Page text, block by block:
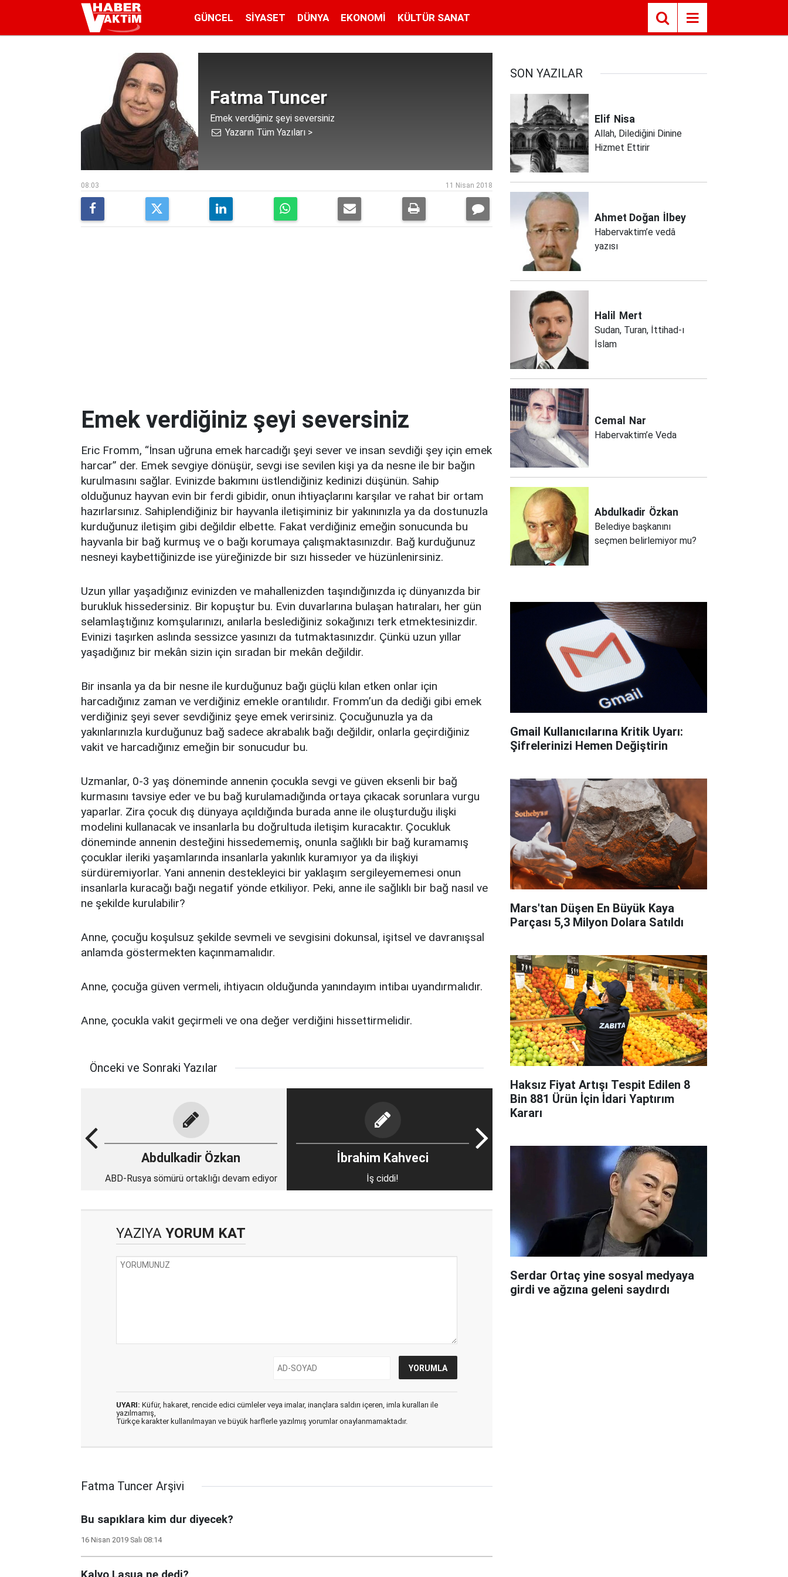
GÜNCEL SIYASET DÜNYA EKONOMI KÜLTÜR SANAT
Fatma Tuncer
Emek verdiğiniz şeyi seversiniz
Yazarın Tüm Yazıları >
08:03 11 Nisan 2018
Emek verdiğiniz şeyi seversiniz
Eric Fromm, “İnsan uğruna emek harcadığı şeyi sever ve insan sevdiği şey için emek
harcar” der. Emek sevgiye dönüşür, sevgi ise sevilen kişi ya da nesne ile bir bağın
kurulmasını sağlar. Evinizde bakımını üstlendiğiniz kedinizi düşünün. Sahip
olduğunuz hayvan evin bir ferdi gibidir, onun ihtiyaçlarını karşılar ve rahat bir ortam
hazırlarsınız. Sahiplendiğiniz bir hayvanla iletişiminiz bir yakınınızla ya da dostunuzla
kurduğunuz iletişim gibi değildir elbette. Fakat verdiğiniz emeğin sonucunda bu
hayvanla bir bağ kurmuş ve o bağı korumaya çalışmaktasınızdır. Bağ kurduğunuz
nesneyi kaybettiğinizde ise yüreğinizde bir sızı hisseder ve hüzünlenirsiniz.
Uzun yıllar yaşadığınız evinizden ve mahallenizden taşındığınızda iç dünyanızda bir
burukluk hissedersiniz. Bir kopuştur bu. Evin duvarlarına bulaşan hatıraları, her gün
selamlaştığınız komşularınızı, anılarla beslediğiniz sokağınızı terk etmektesinizdir.
Evinizi taşırken aslında sessizce yasınızı da tutmaktasınızdır. Çünkü uzun yıllar
yaşadığınız bir mekân sizin için sıradan bir mekân değildir.
Bir insanla ya da bir nesne ile kurduğunuz bağı güçlü kılan etken onlar için
harcadığınız zaman ve verdiğiniz emekle orantılıdır. Fromm’un da dediği gibi emek
verdiğiniz şeyi sever sevdiğiniz şeye emek verirsiniz. Çocuğunuzla ya da
yakınlarınızla kurduğunuz bağ sadece akrabalık bağı değildir, onlarla geçirdiğiniz
vakit ve harcadığınız emeğin bir sonucudur bu.
Uzmanlar, 0-3 yaş döneminde annenin çocukla sevgi ve güven eksenli bir bağ
kurmasını tavsiye eder ve bu bağ kurulamadığında ortaya çıkacak sorunlara vurgu
yaparlar. Zira çocuk dış dünyaya açıldığında burada anne ile oluşturduğu ilişki
modelini kullanacak ve insanlarla bu doğrultuda iletişim kuracaktır. Çocukluk
döneminde annenin desteğini hissedememiş, onunla sağlıklı bir bağ kuramamış
çocuklar ileriki yaşamlarında insanlarla yakınlık kuramıyor ya da ilişkiyi
sürdüremiyorlar. Yani annenin destekleyici bir yaklaşım sergileyememesi onun
insanlarla kuracağı bağı negatif yönde etkiliyor. Peki, anne ile sağlıklı bir bağ nasıl ve
ne şekilde kurulabilir?
Anne, çocuğu koşulsuz şekilde sevmeli ve sevgisini dokunsal, işitsel ve davranışsal
anlamda göstermekten kaçınmamalıdır.
Anne, çocuğa güven vermeli, ihtiyacın olduğunda yanındayım intibaı uyandırmalıdır.
Anne, çocukla vakit geçirmeli ve ona değer verdiğini hissettirmelidir.
Önceki ve Sonraki Yazılar
Abdulkadir Özkan
ABD-Rusya sömürü ortaklığı devam ediyor
İbrahim Kahveci
İş ciddi!
YAZIYA YORUM KAT
UYARI: Küfür, hakaret, rencide edici cümleler veya imalar, inançlara saldırı içeren, imla kuralları ile
yazılmamış,
Türkçe karakter kullanılmayan ve büyük harflerle yazılmış yorumlar onaylanmamaktadır.
Fatma Tuncer Arşivi
Bu sapıklara kim dur diyecek?
16 Nisan 2019 Salı 08:14
SON YAZILAR
Elif Nisa
Allah, Dilediğini Dinine
Hizmet Ettirir
Ahmet Doğan İlbey
Habervaktim’e vedâ
yazısı
Halil Mert
Sudan, Turan, İttihad-ı
İslam
Cemal Nar
Habervaktim’e Veda
Abdulkadir Özkan
Belediye başkanını
seçmen belirlemiyor mu?
Gmail Kullanıcılarına Kritik Uyarı:
Şifrelerinizi Hemen Değiştirin
Mars'tan Düşen En Büyük Kaya
Parçası 5,3 Milyon Dolara Satıldı
Haksız Fiyat Artışı Tespit Edilen 8
Bin 881 Ürün İçin İdari Yaptırım
Kararı
Serdar Ortaç yine sosyal medyaya
girdi ve ağzına geleni saydırdı